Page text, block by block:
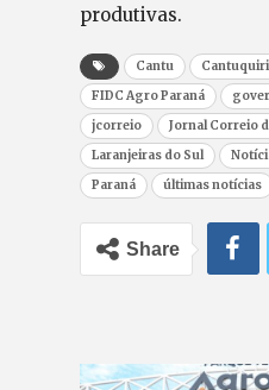
produtivas.
Cantu
FIDC Agro Paraná
jcorreio
Jornal Correio
Laranjeiras do Sul
Paraná
últimas notícias
Share